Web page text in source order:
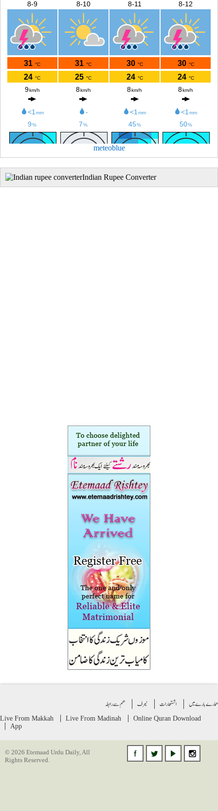
meteoblue
Indian Rupee Converter
بارے میں اشتهارات ٹیرف ھم سے رابطہ
Live From Makkah Live From Madinah Online Quran Download
App
© 2026 Etemaad Urdu Daily, All
Rights Reserved.